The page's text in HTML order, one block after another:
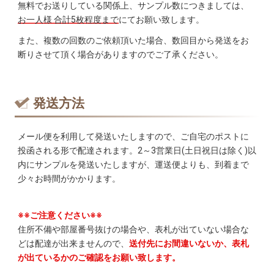
無料でお送りしている関係上、サンプル数につきましては、
お一人様 合計5枚程度までにてお願い致します。
また、複数の回数のご依頼頂いた場合、数回目から発送をお
断りさせて頂く場合がありますのでご了承ください。
発送方法
メール便を利用して発送いたしますので、ご自宅のポストに
投函される形で配達されます。2～3営業日(土日祝日は除く)以
内にサンプルを発送いたしますが、運送便よりも、到着まで
少々お時間がかかります。
※※ご注意ください※※
住所不備や部屋番号抜けの場合や、表札が出ていない場合な
どは配達が出来ませんので、 送付先にお間違いないか、表札
が出ているかのご確認をお願い致します。